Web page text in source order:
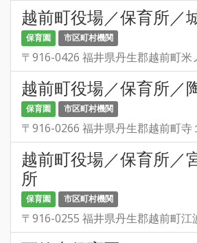
越前町役場／保育所／
保育園 市区町村機関
〒916-0426 福井県丹生郡越前町米
越前町役場／保育所／
保育園 市区町村機関
〒916-0266 福井県丹生郡越前町寺
越前町役場／保育所／
所
保育園 市区町村機関
〒916-0255 福井県丹生郡越前町江